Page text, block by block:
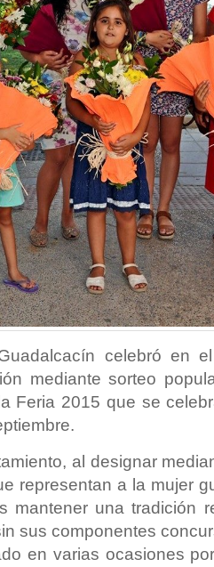
celebró en
mediante sorteo
Feria 2015 que se
al designar
representan a la mujer
mantener una tradición
sus componentes
en varias ocasiones